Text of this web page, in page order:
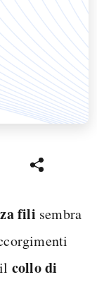
fili sembra
collo di